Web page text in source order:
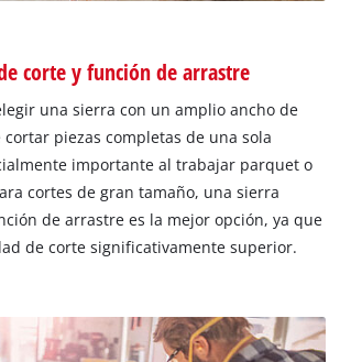
corte y función de arrastre
una sierra con un amplio ancho de
piezas completas de una sola
importante al trabajar parquet o
cortes de gran tamaño, una sierra
de arrastre es la mejor opción, ya que
de corte significativamente superior.